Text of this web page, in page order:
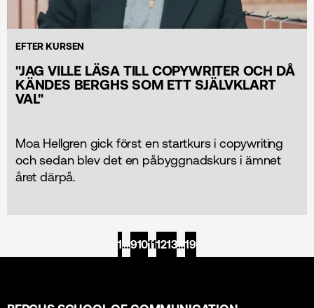
EFTER KURSEN
"JAG VILLE LÄSA TILL COPYWRITER OCH DÅ
KÄNDES BERGHS SOM ETT SJÄLVKLART
VAL"
Moa Hellgren gick först en startkurs i copywriting
och sedan blev det en påbyggnadskurs i ämnet
året därpå.
1…910111213…19